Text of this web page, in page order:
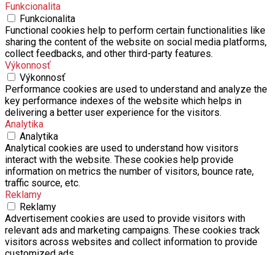
Funkcionalita
Funkcionalita
Functional cookies help to perform certain functionalities like
sharing the content of the website on social media platforms,
collect feedbacks, and other third-party features.
Výkonnosť
Výkonnosť
Performance cookies are used to understand and analyze the
key performance indexes of the website which helps in
delivering a better user experience for the visitors.
Analytika
Analytika
Analytical cookies are used to understand how visitors
interact with the website. These cookies help provide
information on metrics the number of visitors, bounce rate,
traffic source, etc.
Reklamy
Reklamy
Advertisement cookies are used to provide visitors with
relevant ads and marketing campaigns. These cookies track
visitors across websites and collect information to provide